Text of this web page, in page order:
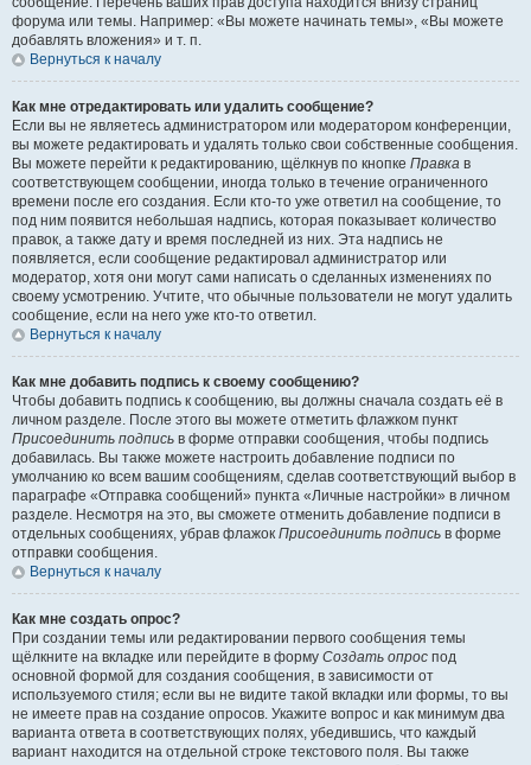
форума или темы. Например: «Вы можете начинать темы», «Вы можете
добавлять вложения» и т. п.
Вернуться к началу
Как мне отредактировать или удалить сообщение?
Если вы не являетесь администратором или модератором конференции,
вы можете редактировать и удалять только свои собственные сообщения.
Вы можете перейти к редактированию, щёлкнув по кнопке Правка в
соответствующем сообщении, иногда только в течение ограниченного
времени после его создания. Если кто-то уже ответил на сообщение, то
под ним появится небольшая надпись, которая показывает количество
правок, а также дату и время последней из них. Эта надпись не
появляется, если сообщение редактировал администратор или
модератор, хотя они могут сами написать о сделанных изменениях по
своему усмотрению. Учтите, что обычные пользователи не могут удалить
сообщение, если на него уже кто-то ответил.
Вернуться к началу
Как мне добавить подпись к своему сообщению?
Чтобы добавить подпись к сообщению, вы должны сначала создать её в
личном разделе. После этого вы можете отметить флажком пункт
Присоединить подпись в форме отправки сообщения, чтобы подпись
добавилась. Вы также можете настроить добавление подписи по
умолчанию ко всем вашим сообщениям, сделав соответствующий выбор в
параграфе «Отправка сообщений» пункта «Личные настройки» в личном
разделе. Несмотря на это, вы сможете отменить добавление подписи в
отдельных сообщениях, убрав флажок Присоединить подпись в форме
отправки сообщения.
Вернуться к началу
Как мне создать опрос?
При создании темы или редактировании первого сообщения темы
щёлкните на вкладке или перейдите в форму Создать опрос под
основной формой для создания сообщения, в зависимости от
используемого стиля; если вы не видите такой вкладки или формы, то вы
не имеете прав на создание опросов. Укажите вопрос и как минимум два
варианта ответа в соответствующих полях, убедившись, что каждый
вариант находится на отдельной строке текстового поля. Вы также